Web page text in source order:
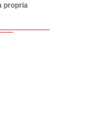
propria